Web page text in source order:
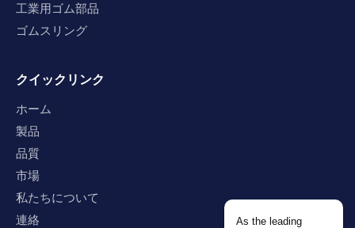
工業用ゴム部品
ゴムスリング
クイックリンク
ホーム
製品
品質
市場
私たちについて
連絡
As the leading